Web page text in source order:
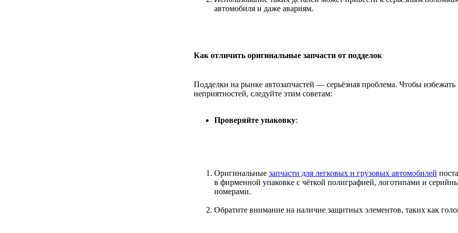
автомобиля и даже авариям.
Как отличить оригинальные запчасти от подделок
Подделки на рынке автозапчастей — серьёзная проблема. Чтобы избежать
неприятностей, следуйте этим советам:
Проверяйте упаковку:
Оригинальные запчасти для легковых и грузовых автомобилей
в фирменной упаковке с чёткой полиграфией, логотипами и
номерами.
Обратите внимание на наличие защитных элементов, таких как